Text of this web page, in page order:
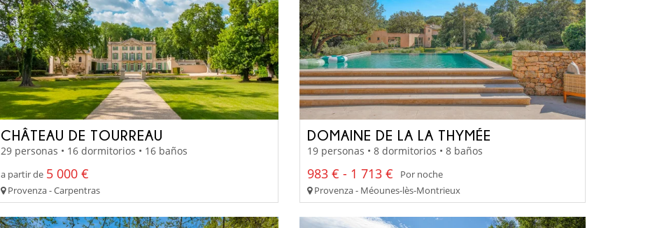
CHÂTEAU DE TOURREAU
29 personas • 16 dormitorios • 16 baños
a partir de 5 000 €
Provenza - Carpentras
DOMAINE DE LA LA THYMÉE
19 personas • 8 dormitorios • 8 baños
983 € - 1 713 €
Por noche
Provenza - Méounes-lès-Montrieux